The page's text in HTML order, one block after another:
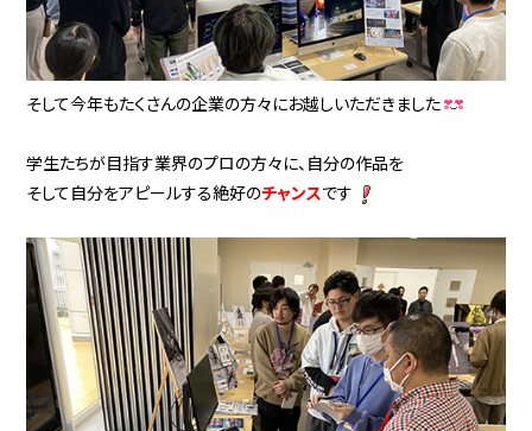
そして今年もたくさんの企業の方々にお越しいただきました
学生たちが目指す業界のプロの方々に、自分の作品を
そして自分をアピールする絶好のチャンスです